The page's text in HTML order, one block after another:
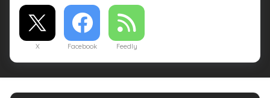
X Facebook Feedly